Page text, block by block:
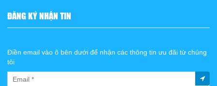
ĐĂNG KÝ NHẬN TIN
Điền email vào ô bên dưới để nhận các thông tin ưu đãi từ chúng
tôi